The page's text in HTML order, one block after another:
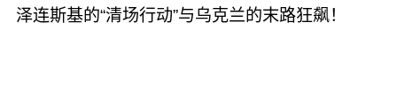
泽连斯基的“清场行动”与乌克兰的末路狂飙！